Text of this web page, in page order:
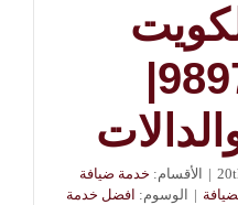
|98970040|
| الأقسام: خدمة ضيافة
| الوسوم: افضل خدمة